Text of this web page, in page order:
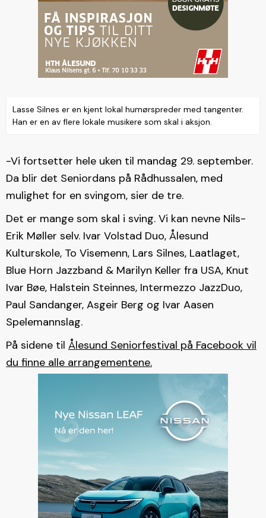
Lasse Silnes er en kjent lokal humørspreder med tangenter.
Han er en av flere lokale musikere som skal i aksjon.
-Vi fortsetter hele uken til mandag 29. september.
Da blir det Seniordans på Rådhussalen, med
mulighet for en svingom, sier de tre.
Det er mange som skal i sving. Vi kan nevne Nils-
Erik Møller selv. Ivar Volstad Duo, Ålesund
Kulturskole, To Visemenn, Lars Silnes, Laatlaget,
Blue Horn Jazzband & Marilyn Keller fra USA, Knut
Ivar Bøe, Halstein Steinnes, Intermezzo JazzDuo,
Paul Sandanger, Asgeir Berg og Ivar Aasen
Spelemannslag.
På sidene til Ålesund Seniorfestival på Facebook vil
du finne alle arrangementene.